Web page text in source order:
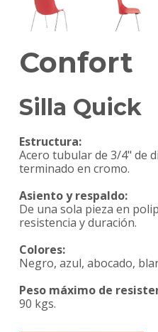
Confort
Silla Quick
Estructura:
Acero tubular de 3/4" de
terminado en cromo.
Asiento y respaldo:
De una sola pieza en
resistencia y duración.
Colores:
Negro, azul, abocado,
Peso máximo de
90 kgs.